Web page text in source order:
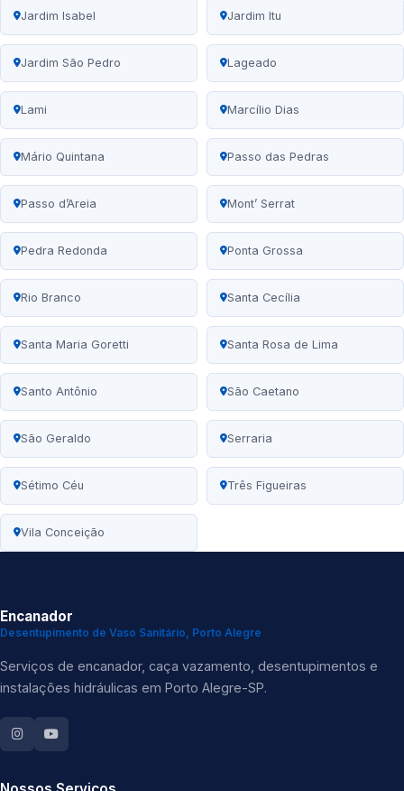
Jardim Isabel Jardim Itu
Jardim São Pedro Lageado
Lami Marcílio Dias
Mário Quintana Passo das Pedras
Passo d’Areia Mont’ Serrat
Pedra Redonda Ponta Grossa
Rio Branco Santa Cecília
Santa Maria Goretti Santa Rosa de Lima
Santo Antônio São Caetano
São Geraldo Serraria
Sétimo Céu Três Figueiras
Vila Conceição
Encanador
Desentupimento de Vaso Sanitário, Porto Alegre
Serviços de encanador, caça vazamento, desentupimentos e
instalações hidráulicas em Porto Alegre-SP.